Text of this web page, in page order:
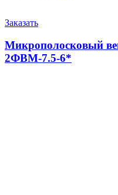
Заказать
Микрополосковый
2ФВМ-7.5-6*